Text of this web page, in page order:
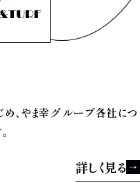
、やま幸グループ各社につ
詳しく見る